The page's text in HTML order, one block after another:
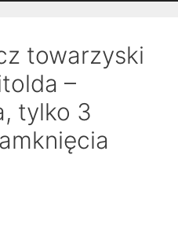
towarzyski
–
tylko 3